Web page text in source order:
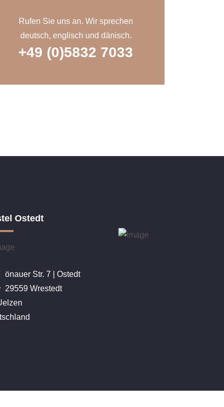
Rufen Sie uns an. Wir sprechen
deutsch, englisch und dänisch.
+49 (0)5832 7033
Ostedt
önauer Str. 7 | Ostedt
29559 Wrestedt